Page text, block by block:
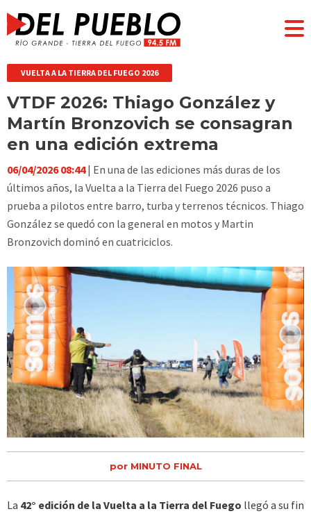
VUELTA A LA TIERRA DEL FUEGO 2026
VTDF 2026: Thiago González y
Martín Bronzovich se consagran
en una edición extrema
06/04/2026 08:44| En una de las ediciones más duras de los
últimos años, la Vuelta a la Tierra del Fuego 2026 puso a
prueba a pilotos entre barro, turba y terrenos técnicos. Thiago
González se quedó con la general en motos y Martin
Bronzovich dominó en cuatriciclos.
‹ ›
por MINUTO FINAL
La 42° edición de la Vuelta a la Tierra del Fuego llegó a su fin